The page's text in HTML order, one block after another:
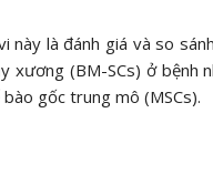
này là đánh giá và so
(BM-SCs) ở bệnh
gốc trung mô (MSCs).